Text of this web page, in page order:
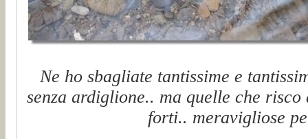
Ne ho sbagliate tantissime e
senza ardiglione.. ma quelle che
forti.. meravigliose